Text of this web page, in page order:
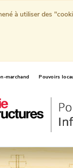
marchand Pouvoirs
à utiliser des